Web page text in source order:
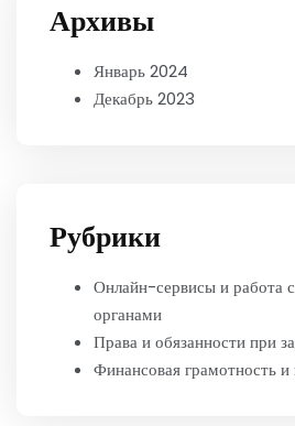
Архивы
Январь 2024
Декабрь 2023
Рубрики
Онлайн-сервисы и работа
органами
Права и обязанности при
Финансовая грамотность